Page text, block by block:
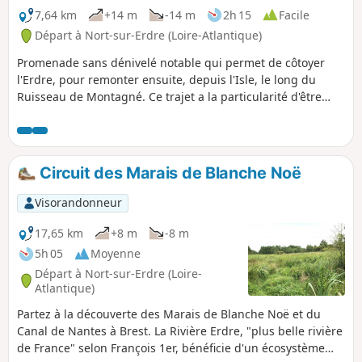
7,64 km
+14 m -14 m 2h 15
Facile
Départ à Nort-sur-Erdre (Loire-Atlantique)
Promenade sans dénivelé notable qui permet de côtoyer
l'Erdre, pour remonter ensuite, depuis l'Isle, le long du
Ruisseau de Montagné. Ce trajet a la particularité d'être
nous passons sur un clou du Chemin de Saint-Jacques-de-
Compostelle).
Circuit des Marais de Blanche Noë
Visorandonneur
17,65 km
+8 m
-8 m
5h 05
Moyenne
Départ à Nort-sur-Erdre (Loire-
Atlantique)
Partez à la découverte des Marais de Blanche Noë et du
Canal de Nantes à Brest. La Rivière Erdre, "plus belle rivière
de France" selon François 1er, bénéficie d'un écosystème